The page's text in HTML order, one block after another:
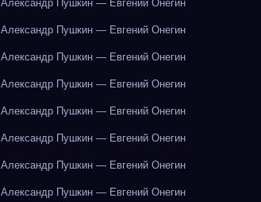
Александр Пушкин — Евгений Онегин
Александр Пушкин — Евгений Онегин
Александр Пушкин — Евгений Онегин
Александр Пушкин — Евгений Онегин
Александр Пушкин — Евгений Онегин
Александр Пушкин — Евгений Онегин
Александр Пушкин — Евгений Онегин
Александр Пушкин — Евгений Онегин